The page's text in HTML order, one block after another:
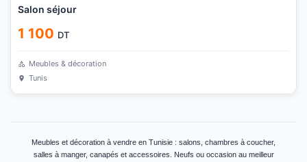
Salon séjour
1 100 DT
Meubles & décoration
Tunis
Meubles et décoration à vendre en Tunisie : salons, chambres à coucher,
salles à manger, canapés et accessoires. Neufs ou occasion au meilleur